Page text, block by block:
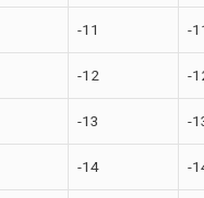
-11 -
-12 -
-13 -
-14 -